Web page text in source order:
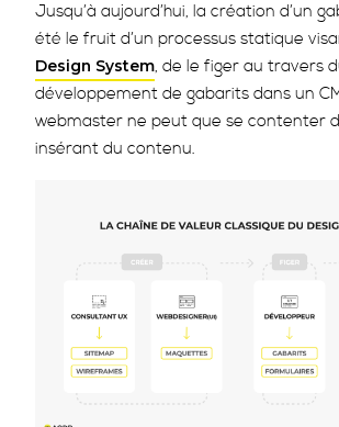
Jusqu’à aujourd’hui, la création d’un
été le fruit d’un processus statique
Design System, de le figer au travers
développement de gabarits dans un
webmaster ne peut que se contenter
insérant du contenu.